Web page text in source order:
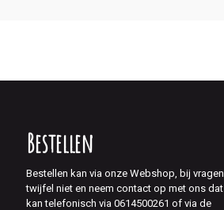
Bestellen
Bestellen kan via onze Webshop, bij vragen
twijfel niet en neem contact op met ons dat
kan telefonisch via 0614500261 of via de